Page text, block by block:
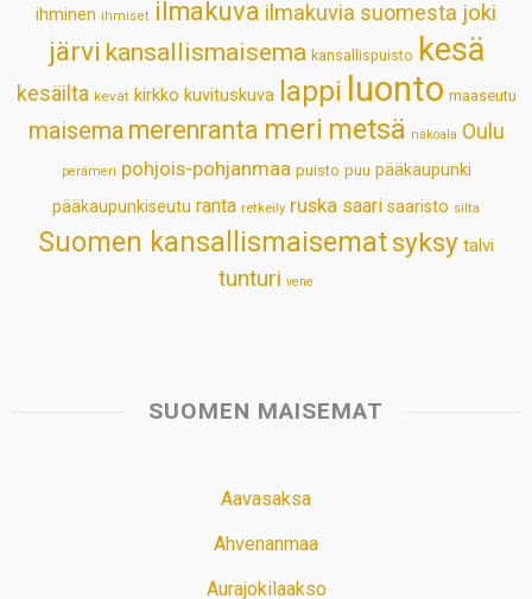
t
ihminen ihmiset ilmakuva ilmakuvia suomesta joki
järvi kansallismaisema kansallispuisto kesä
kesäilta kevät kirkko kuvituskuva lappi luonto maaseutu
maisema merenranta meri metsä näköala Oulu
perämeri pohjois-pohjanmaa puisto puu pääkaupunki
pääkaupunkiseutu ranta retkeily ruska saari saaristo silta
Suomen kansallismaisematsyksy talvi
tunturi vene
SUOMEN MAISEMAT
Aavasaksa
Ahvenanmaa
Aurajokilaakso